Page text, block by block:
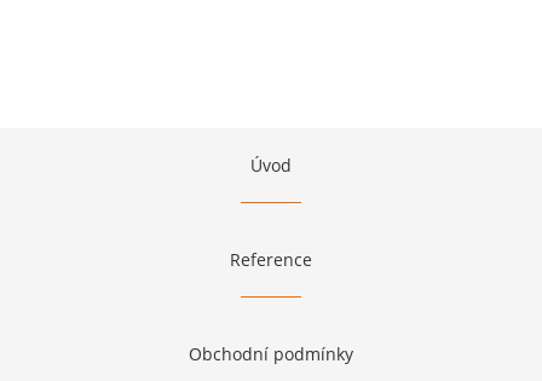
Úvod
Reference
Obchodní podmínky